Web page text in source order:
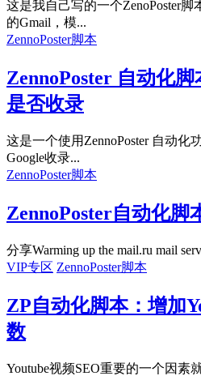
这是我自己写的一个ZenoPoster
的Gmail，模...
ZennoPoster脚本
ZennoPoster 自动化
是否收录
这是一个使用ZennoPoster 自动化
Google收录...
ZennoPoster脚本
ZennoPoster自动化脚
分享Warming up the mail.ru mail
VIP专区 ZennoPoster脚本
ZP自动化脚本：增加
数
Youtube视频SEO重要的一个因素